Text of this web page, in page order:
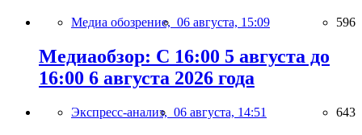
Медиа обозрение, 06 августа, 15:09 596
Медиаобзор: С 16:00 5 августа до
16:00 6 августа 2026 года
Экспресс-анализ, 06 августа, 14:51 643